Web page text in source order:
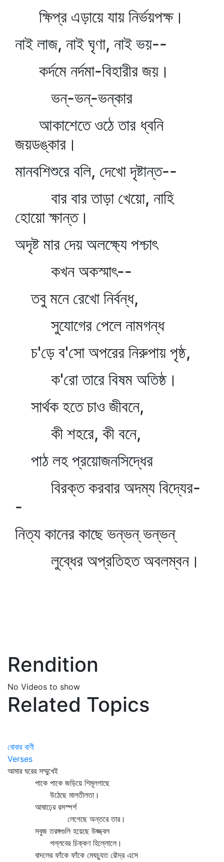
ক্ষিপ্র এড়ায়ে যায় নির্ভয়পক্ষ।
নাই লাজ, নাই ঘৃণা, নাই ভয়--
কর্দমে নর্দমা-বিহারীর জয়।
ভন্‌-ভন্‌-ভন্‌কার
আকাশেতে ওঠে তার ধ্বনি
জয়ডঙ্কার।
মানবশিশুরে বলি, দেখো দৃষ্টান্ত--
বার বার তাড়া খেয়ো, নাহি
হোয়ো ক্ষান্ত।
অদৃষ্ট মার দেয় অলক্ষ্যে পশ্চাৎ
কখন অকস্মাৎ--
তবু মনে রেখো নির্বন্ধ,
সুযোগের পেলে নামগন্ধ
চ'ড়ে ব'সো অপরের নিরুপায় পৃষ্ঠ,
ক'রো তারে বিষম অতিষ্ঠ।
সার্থক হতে চাও জীবনে,
কী শহরে, কী বনে,
পাঠ লহ প্রয়োজনসিদ্ধের
বিরক্ত করবার অদম্য বিদ্যের-
-
নিত্য কানের কাছে ভন্‌ভন্‌ ভন্‌ভন্‌
লুব্ধের অপ্রতিহত অবলম্বন।
Rendition
No Videos to show
Related Topics
বোবার বাণী
Verses
আমার ঘরের সম্মুখেই
পাকে পাকে জড়িয়ে শিমূলগাছে
উঠেছে মালতীলতা।
আষাঢ়ের রসস্পর্শ
লেগেছে অন্তরে তার।
সবুজ তরঙ্গগুলি হয়েছে উজ্জ্বল
পল্লবের চিক্কণ হিল্লোলে।
বাদলের ফাঁকে ফাঁকে মেঘচ্যুত রৌদ্র এসে